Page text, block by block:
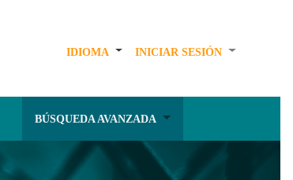
IDIOMA INICIAR SESIÓN
BÚSQUEDA AVANZADA